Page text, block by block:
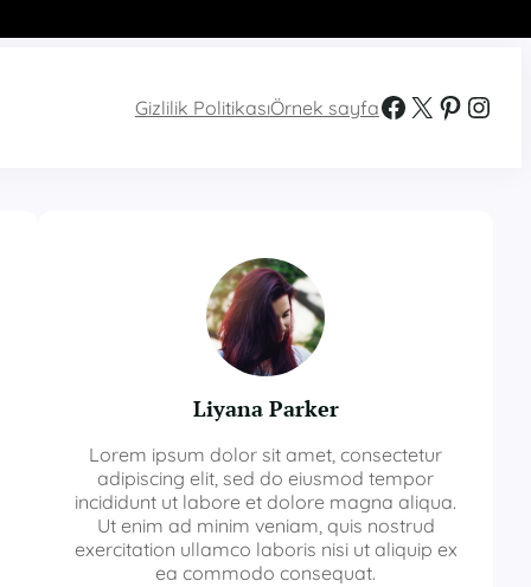
Gizlilik PolitikasıÖrnek sayfaFacebook X Pinterest Instagram
Liyana Parker
Lorem ipsum dolor sit amet, consectetur
adipiscing elit, sed do eiusmod tempor
incididunt ut labore et dolore magna aliqua.
Ut enim ad minim veniam, quis nostrud
exercitation ullamco laboris nisi ut aliquip ex
ea commodo consequat.